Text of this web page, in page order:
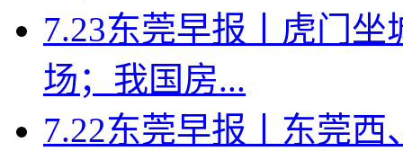
7.23东莞早报丨虎门
场；我国房...
7.22东莞早报丨东莞